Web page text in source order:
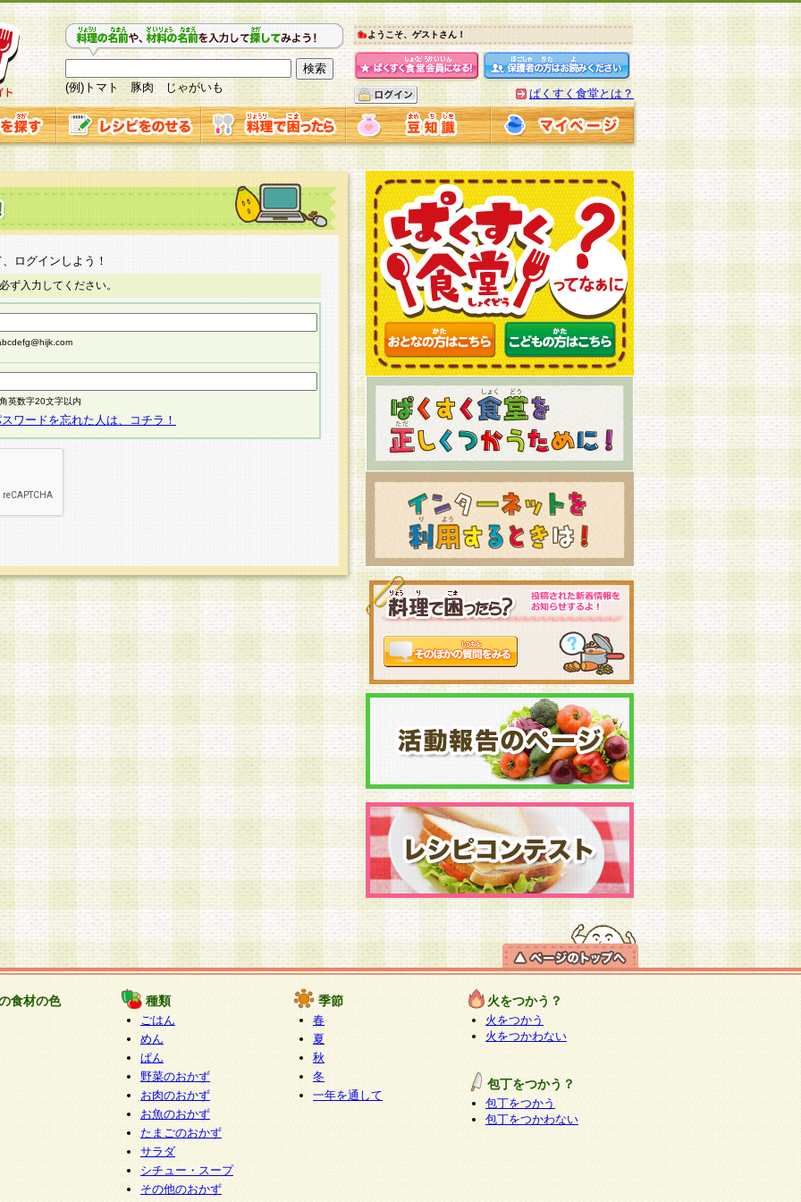
(例)トマト 豚肉 じゃがいも
ようこそ、ゲストさん！
ぱくすく食堂とは？
ログインしよう！
ず入力してください。
英数字20文字以内
ワードを忘れた人は、コチラ！
食材の色 種類
ごはん
めん
ぱん
野菜のおかず
お肉のおかず
お魚のおかず
たまごのおかず
サラダ
シチュー・スープ
その他のおかず
季節
春
夏
秋
冬
一年を通して
火をつかう？
火をつかう
火をつかわない
包丁をつかう？
包丁をつかう
包丁をつかわない